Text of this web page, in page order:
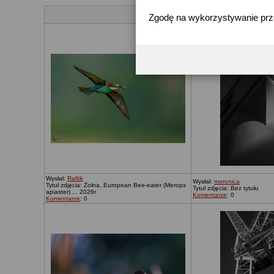
Zgodę na wykorzystywanie
Wysłał: Raftik
Tytuł zdjęcia: Żołna, European Bee-eater (Merops
apiaster) ... 2026r
Komentarze: 0
Wysłał: moronica
Tytuł zdjęcia: Bez tytułu
Komentarze: 0